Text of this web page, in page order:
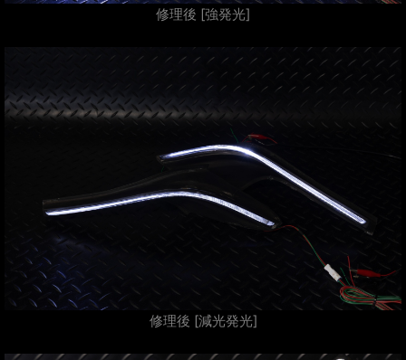
修理後 [強発光]
修理後 [減光発光]